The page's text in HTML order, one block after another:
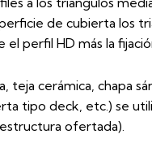
de cubierta los
perfil HD más la
teja cerámica, chapa
tipo deck, etc.) se
ofertada).